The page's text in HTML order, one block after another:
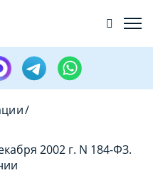
/
2002 г. N 184-ФЗ.